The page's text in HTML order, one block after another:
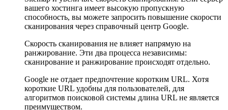
вашего хостинга имеет высокую пропускную
способность, вы можете запросить повышение скорости
сканирования через справочный центр Google.
Скорость сканирования не влияет напрямую на
ранжирование. Эти два процесса независимы:
сканирование и ранжирование происходят отдельно.
Google не отдает предпочтение коротким URL. Хотя
короткие URL удобны для пользователей, для
алгоритмов поисковой системы длина URL не является
преимуществом.